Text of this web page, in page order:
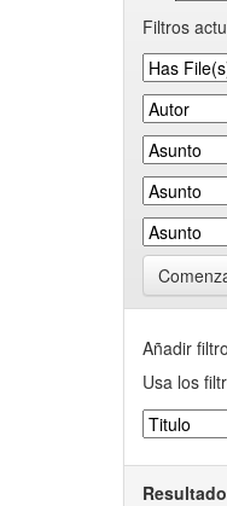
Filtros
Añadir
Usa los